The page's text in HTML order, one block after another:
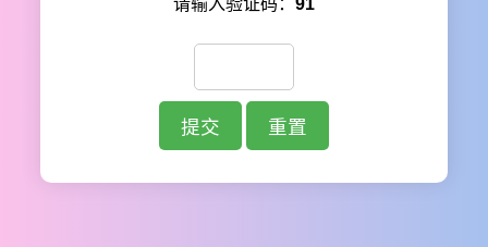
请输入验证码： 91
提交 重置